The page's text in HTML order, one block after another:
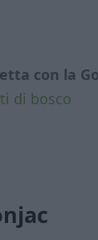
con la
di bosco